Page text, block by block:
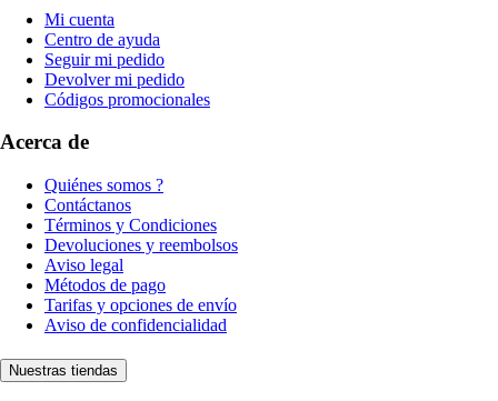
Mi cuenta
Centro de ayuda
Seguir mi pedido
Devolver mi pedido
Códigos promocionales
Acerca de
Quiénes somos ?
Contáctanos
Términos y Condiciones
Devoluciones y reembolsos
Aviso legal
Métodos de pago
Tarifas y opciones de envío
Aviso de confidencialidad
Nuestras tiendas